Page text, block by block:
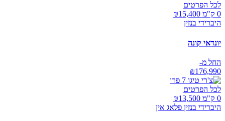
לכל הפרטים
0 ק"מ ₪
15,400
היברידי בנזין
יונדאי קונה
החל מ-
₪176,990
לכל הפרטים
0 ק"מ ₪
13,500
היברידי בנזין פלאג אין